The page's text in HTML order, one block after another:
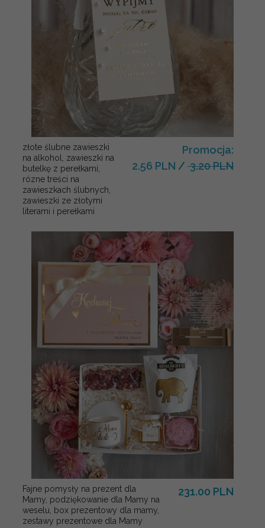
złote ślubne zawieszki
na alkohol, zawieszki na
butelkę z perełkami,
rózne treści na
zawieszkach ślubnych,
zawieszki ze złotymi
literami i perełkami
Promocja:
2.56 PLN / 3.20 PLN
Fajne pomysły na prezent dla
Mamy, podziękowanie dla Mamy na
weselu, box prezentowy dla mamy,
zestawy prezentowe dla Mamy
231.00 PLN